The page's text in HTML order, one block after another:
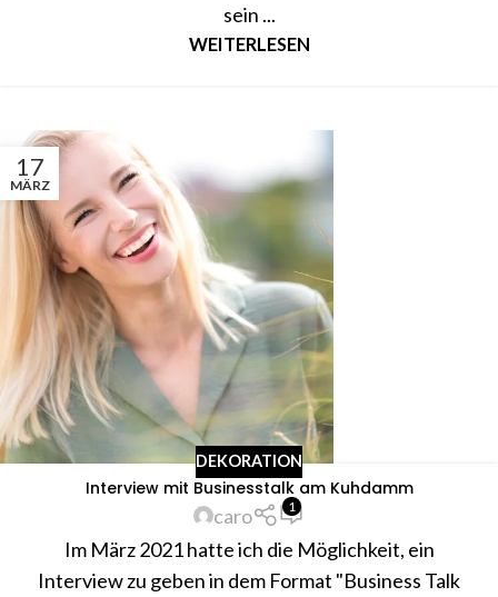
sein ...
WEITERLESEN
17
MÄRZ
DEKORATION
Interview mit Businesstalk am Kuhdamm
caro 1
Im März 2021 hatte ich die Möglichkeit, ein
Interview zu geben in dem Format "Business Talk